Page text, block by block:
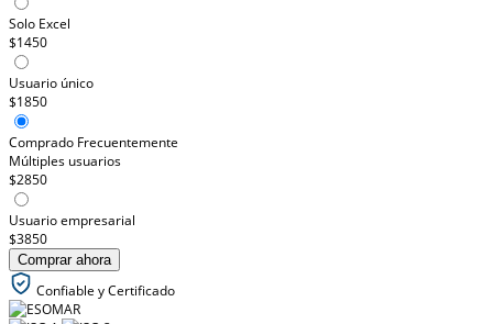
Solo Excel
$1450
Usuario único
$1850
Comprado Frecuentemente
Múltiples usuarios
$2850
Usuario empresarial
$3850
Comprar ahora
Confiable y Certificado